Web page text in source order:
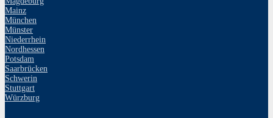
Mainz
München
Münster
Niederrhein
Nordhessen
Potsdam
Saarbrücken
Schwerin
Stuttgart
Würzburg